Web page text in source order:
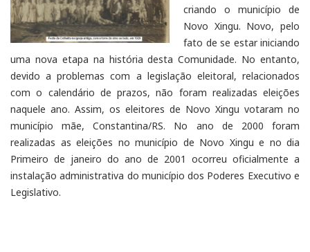
criando o município de
Novo Xingu. Novo, pelo
fato de se estar iniciando
uma nova etapa na história desta Comunidade. No entanto,
devido a problemas com a legislação eleitoral, relacionados
com o calendário de prazos, não foram realizadas eleições
naquele ano. Assim, os eleitores de Novo Xingu votaram no
município mãe, Constantina/RS. No ano de 2000 foram
realizadas as eleições no município de Novo Xingu e no dia
Primeiro de janeiro do ano de 2001 ocorreu oficialmente a
instalação administrativa do município dos Poderes Executivo e
Legislativo.